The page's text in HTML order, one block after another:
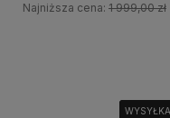
Najniższa cena: 1 999,00 zł